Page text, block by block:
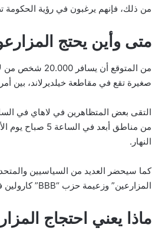
من ذلك، فإنهم يرغبون في رؤية الحكومة
متى وأين يحتج
من المتوقع
صغيرة تقع في مقاطعة خيلديرلاند، بين
من مناطق أبعد
النهار.
كما سيحضر العديد من السياسيين
المزارعين” وزعيمة حزب “BBB” كارولين فان دير بلاس.
ماذا يعني احتجاج